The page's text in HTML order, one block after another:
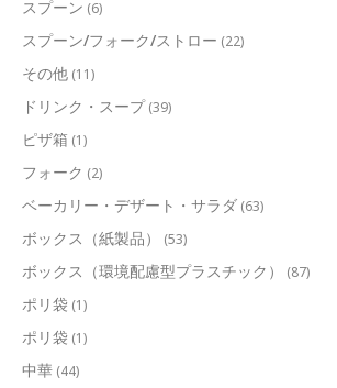
スプーン (6)
スプーン/フォーク/ストロー (22)
その他 (11)
ドリンク・スープ (39)
ピザ箱 (1)
フォーク (2)
ベーカリー・デザート・サラダ (63)
ボックス（紙製品） (53)
ボックス（環境配慮型プラスチック） (87)
ポリ袋 (1)
ポリ袋 (1)
中華 (44)